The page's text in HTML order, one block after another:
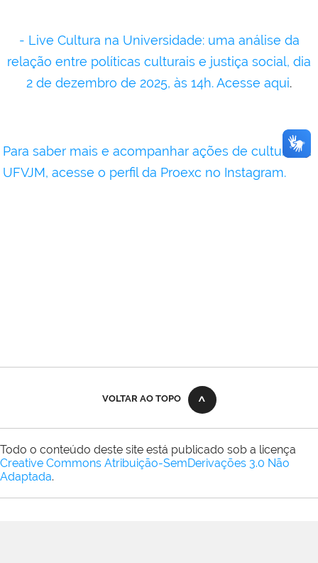
- Live Cultura na Universidade: uma análise da
relação entre políticas culturais e justiça social, dia
2 de dezembro de 2025, às 14h. Acesse aqui.
Para saber mais e acompanhar ações de cultura na
UFVJM, acesse o perfil da Proexc no Instagram.
VOLTAR AO TOPO
Todo o conteúdo deste site está publicado sob a licença
Creative Commons Atribuição-SemDerivações 3.0 Não
Adaptada.